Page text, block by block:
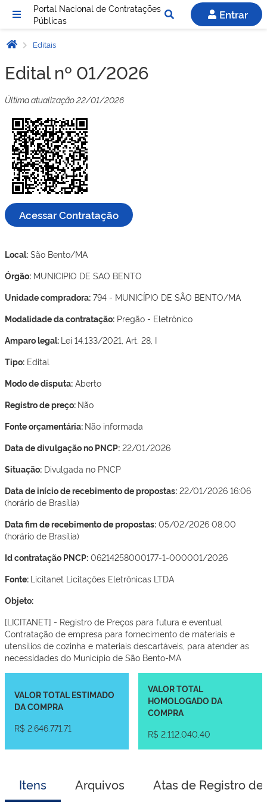
Portal Nacional de Contratações
Públicas
Entrar
Editais
Edital nº 01/2026
Última atualização 22/01/2026
Acessar Contratação
Local: São Bento/MA
Órgão: MUNICIPIO DE SAO BENTO
Unidade compradora: 794 - MUNICÍPIO DE SÃO BENTO/MA
Modalidade da contratação: Pregão - Eletrônico
Amparo legal: Lei 14.133/2021, Art. 28, I
Tipo: Edital
Modo de disputa: Aberto
Registro de preço: Não
Fonte orçamentária: Não informada
Data de divulgação no PNCP: 22/01/2026
Situação: Divulgada no PNCP
Data de início de recebimento de propostas: 22/01/2026 16:06
(horário de Brasília)
Data fim de recebimento de propostas: 05/02/2026 08:00
(horário de Brasília)
Id contratação PNCP: 06214258000177-1-000001/2026
Fonte: Licitanet Licitações Eletrônicas LTDA
Objeto:
[LICITANET] - Registro de Preços para futura e eventual
Contratação de empresa para fornecimento de materiais e
utensílios de cozinha e materiais descartáveis, para atender as
necessidades do Município de São Bento-MA
VALOR TOTAL ESTIMADO
DA COMPRA
R$ 2.646.771,71
VALOR TOTAL
HOMOLOGADO DA
COMPRA
R$ 2.112.040,40
Itens Arquivos Atas de Registro de